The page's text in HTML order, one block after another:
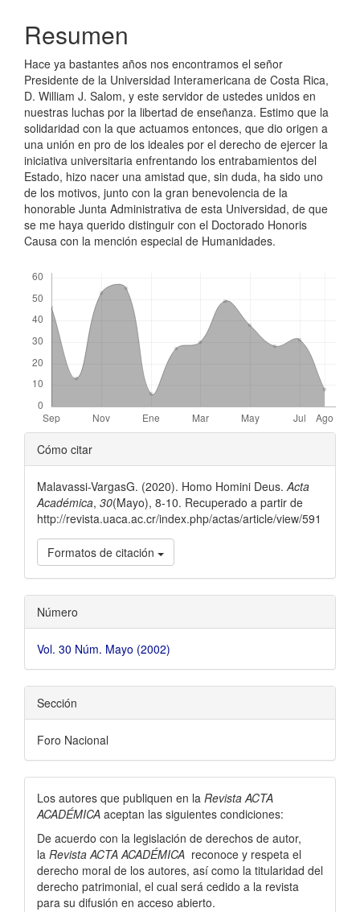
Resumen
Hace ya bastantes años nos encontramos el señor
Presidente de la Universidad Interamericana de Costa Rica,
D. William J. Salom, y este servidor de ustedes unidos en
nuestras luchas por la libertad de enseñanza. Estimo que la
solidaridad con la que actuamos entonces, que dio origen a
una unión en pro de los ideales por el derecho de ejercer la
iniciativa universitaria enfrentando los entrabamientos del
Estado, hizo nacer una amistad que, sin duda, ha sido uno
de los motivos, junto con la gran benevolencia de la
honorable Junta Administrativa de esta Universidad, de que
se me haya querido distinguir con el Doctorado Honoris
Causa con la mención especial de Humanidades.
Cómo citar
Malavassi-VargasG. (2020). Homo Homini Deus.Acta
Académica, 30(Mayo), 8-10. Recuperado a partir de
http://revista.uaca.ac.cr/index.php/actas/article/view/591
Formatos de citación
Número
Vol. 30 Núm. Mayo (2002)
Sección
Foro Nacional
Los autores que publiquen en la Revista ACTA
ACADÉMICA aceptan las siguientes condiciones:
De acuerdo con la legislación de derechos de autor,
la Revista ACTA ACADÉMICA reconoce y respeta el
derecho moral de los autores, así­ como la titularidad del
derecho patrimonial, el cual será cedido a la revista
para su difusión en acceso abierto.